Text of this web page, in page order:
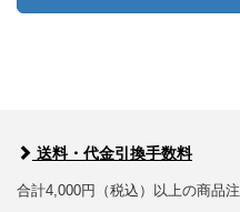
送料・代金引換手数料
合計4,000円（税込）以上の商品